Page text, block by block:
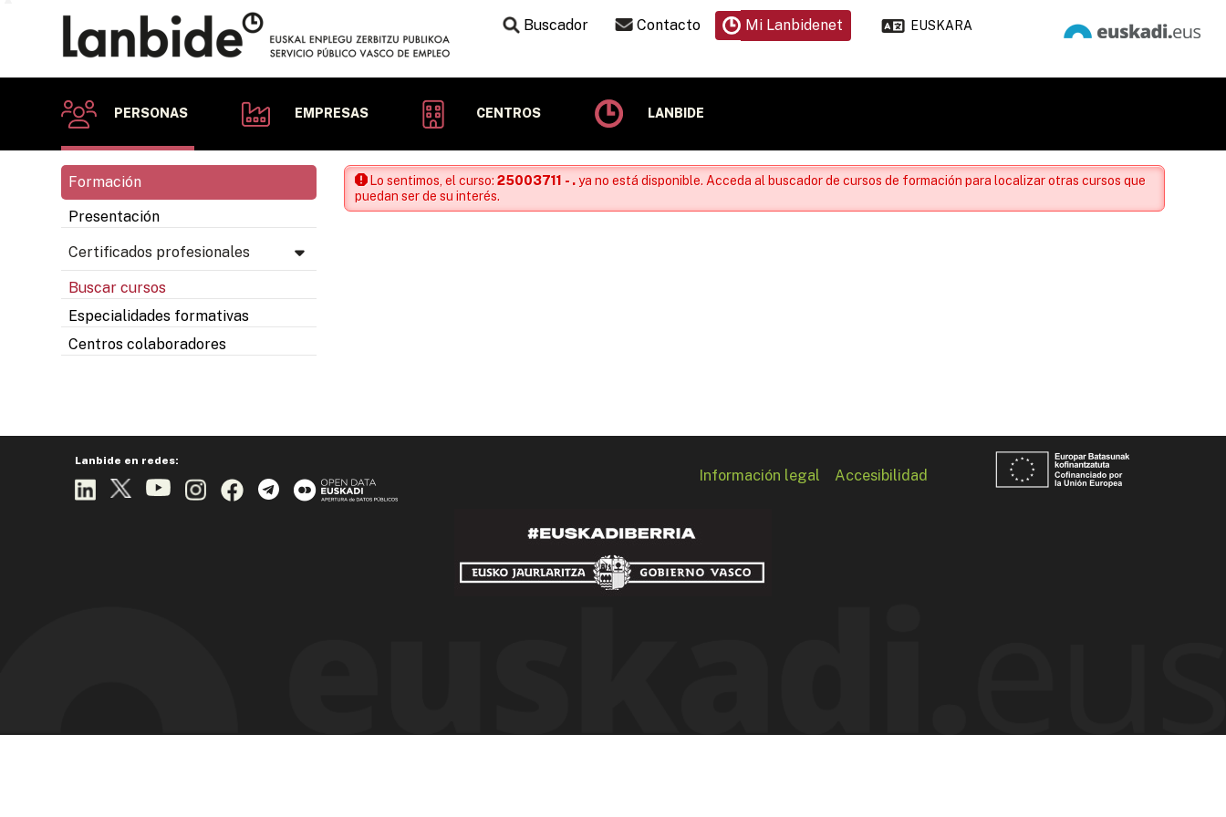
Buscador Contacto Mi Lanbidenet EUSKARA
PERSONAS EMPRESAS CENTROS LANBIDE
Formación
Presentación
Certificados profesionales
Buscar cursos
Especialidades formativas
Centros colaboradores
Lo sentimos, el curso:25003711 - .ya no está disponible. Acceda al buscador de cursos de formación para localizar otras cursos que
puedan ser de su interés.
Lanbide en redes:
Información legal Accesibilidad